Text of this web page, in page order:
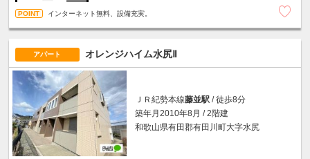
インターネット無料、設備充実。
アパート オレンジハイム水尻Ⅱ
ＪＲ紀勢本線藤並駅 / 徒歩8分
築年月2010年8月 / 2階建
和歌山県有田郡有田川町大字水尻